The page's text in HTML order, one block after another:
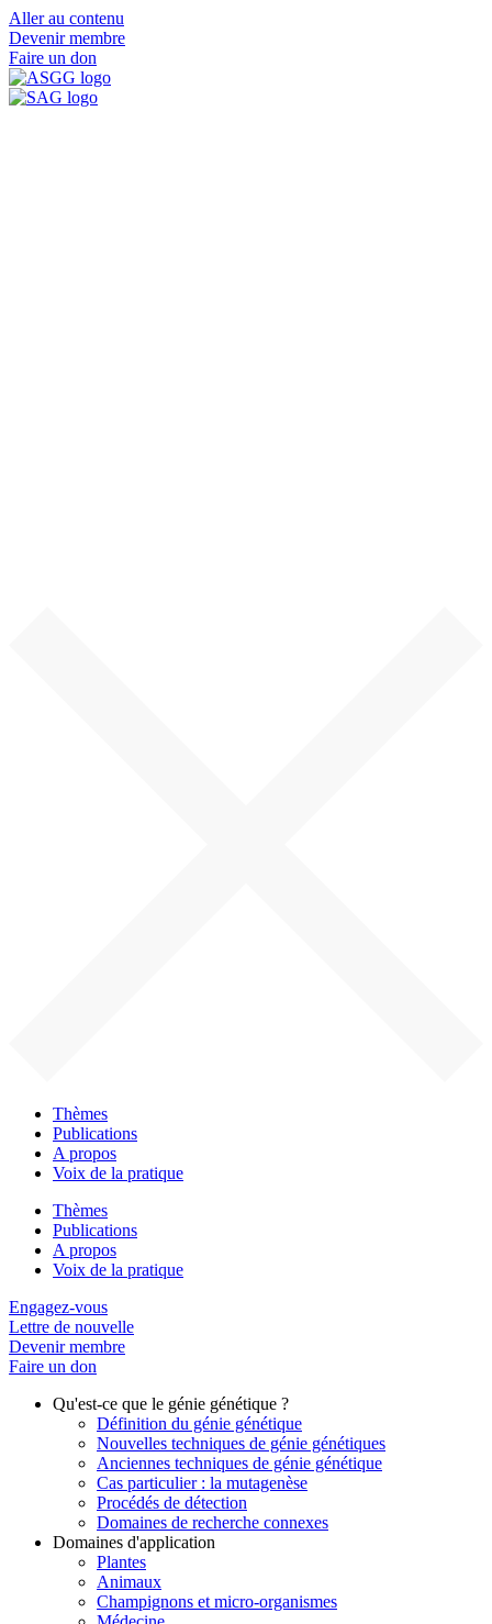
Aller au contenu
Devenir membre
Faire un don
Thèmes
Publications
A propos
Voix de la pratique
Thèmes
Publications
A propos
Voix de la pratique
Engagez-vous
Lettre de nouvelle
Devenir membre
Faire un don
Qu'est-ce que le génie génétique ?
Définition du génie génétique
Nouvelles techniques de génie génétiques
Anciennes techniques de génie génétique
Cas particulier : la mutagenèse
Procédés de détection
Domaines de recherche connexes
Domaines d'application
Plantes
Animaux
Champignons et micro-organismes